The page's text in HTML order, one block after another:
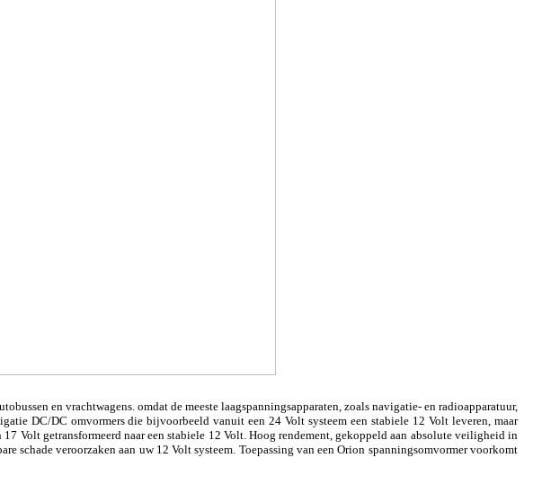
en vrachtwagens. omdat de meeste laagspanningsapparaten, zoals navigatie- en radioapparatuur,
DC/DC omvormers die bijvoorbeeld vanuit een 24 Volt systeem een stabiele 12 Volt leveren, maar
Volt getransformeerd naar een stabiele 12 Volt. Hoog rendement, gekoppeld aan absolute veiligheid in
schade veroorzaken aan uw 12 Volt systeem. Toepassing van een Orion spanningsomvormer voorkomt